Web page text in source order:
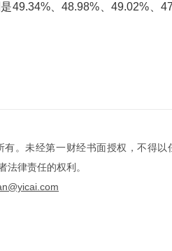
49.34%、48.98%、49.02%、
。未经第一财经书面授权，不得
法律责任的权利。